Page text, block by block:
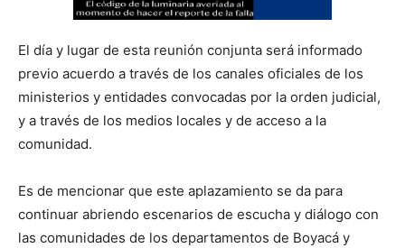
El día y lugar de esta reunión conjunta será informado
previo acuerdo a través de los canales oficiales de los
ministerios y entidades convocadas por la orden judicial,
y a través de los medios locales y de acceso a la
comunidad.
Es de mencionar que este aplazamiento se da para
continuar abriendo escenarios de escucha y diálogo con
las comunidades de los departamentos de Boyacá y